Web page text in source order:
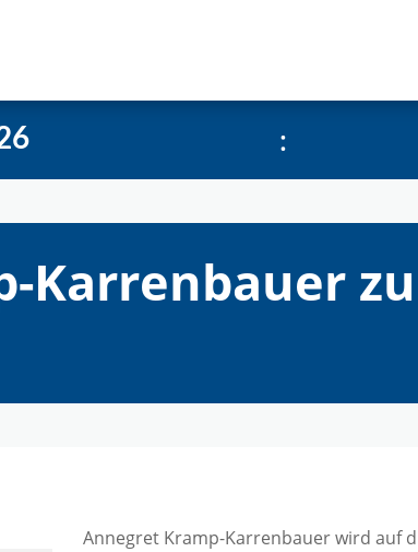
:
Karrenbauer
Annegret Kramp-Karrenbauer wird auf